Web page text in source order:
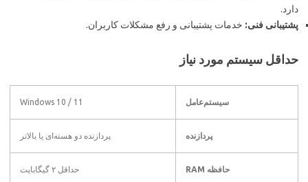
دارد.
پشتیبانی فنی: خدمات پشتیبانی و رفع مشکلات کاربران.
حداقل سیستم مورد نیاز
سیستم‌عامل Windows 10 / 11
پردازنده پردازنده دو هسته‌ای یا بالاتر
حافظه RAM حداقل ۲ گیگابایت